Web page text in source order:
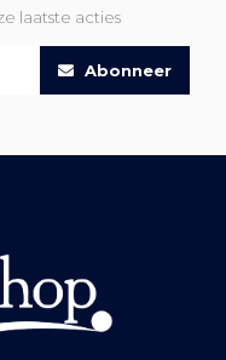
laatste acties
Abonneer